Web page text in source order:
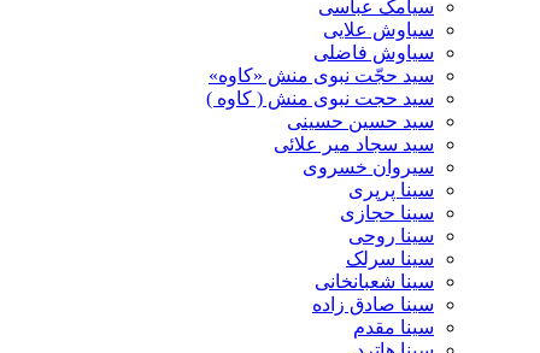
سیامک عباسی
سیاوش علایی
سیاوش فاضلی
سید حجّت نبوی منش «کاوه»
سید حجت نبوی منش ( کاوه )
سید حسین حسینى
سید سجاد میر علائی
سیروان خسروی
سینا پرپری
سینا حجازی
سینا روحی
سینا سرلک
سینا شعبانخانی
سینا صادق زاده
سینا مقدم